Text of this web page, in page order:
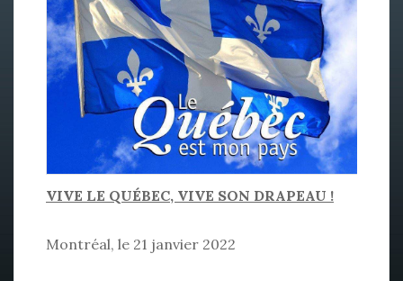
VIVE LE QUÉBEC, VIVE SON DRAPEAU !
Montréal, le 21 janvier 2022